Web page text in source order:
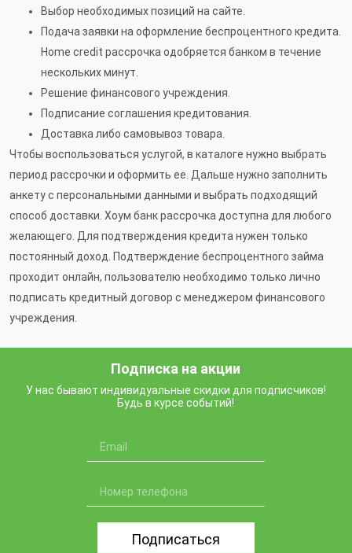
Выбор необходимых позиций на сайте.
Подача заявки на оформление беспроцентного кредита.
Home credit рассрочка одобряется банком в течение
нескольких минут.
Решение финансового учреждения.
Подписание соглашения кредитования.
Доставка либо самовывоз товара.
Чтобы воспользоваться услугой, в каталоге нужно выбрать
период рассрочки и оформить ее. Дальше нужно заполнить
анкету с персональными данными и выбрать подходящий
способ доставки. Хоум банк рассрочка доступна для любого
желающего. Для подтверждения кредита нужен только
постоянный доход. Подтверждение беспроцентного займа
проходит онлайн, пользователю необходимо только лично
подписать кредитный договор с менеджером финансового
учреждения.
Подписка на акции
У нас бывают индивидуальные скидки для подписчиков!
Будь в курсе событий!
Подписаться